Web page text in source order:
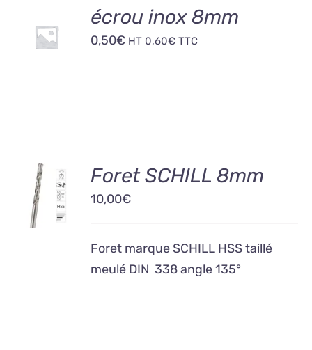
AU
PANIER
écrou inox 8mm
0,50€ HT 0,60€ TTC
AJOUTER
AU
PANIER
DÉTAILS
Foret SCHILL 8mm
10,00€
Foret marque SCHILL HSS taillé
meulé DIN 338 angle 135°